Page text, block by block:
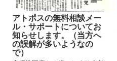
アトポスの無料相談メー
ル・サポートについてお
知らせします。（当方へ
の誤解が多いようなの
で）